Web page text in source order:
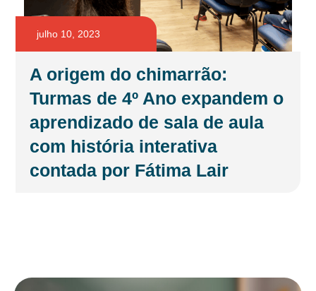
julho 10, 2023
A origem do chimarrão:
Turmas de 4º Ano expandem o
aprendizado de sala de aula
com história interativa
contada por Fátima Lair